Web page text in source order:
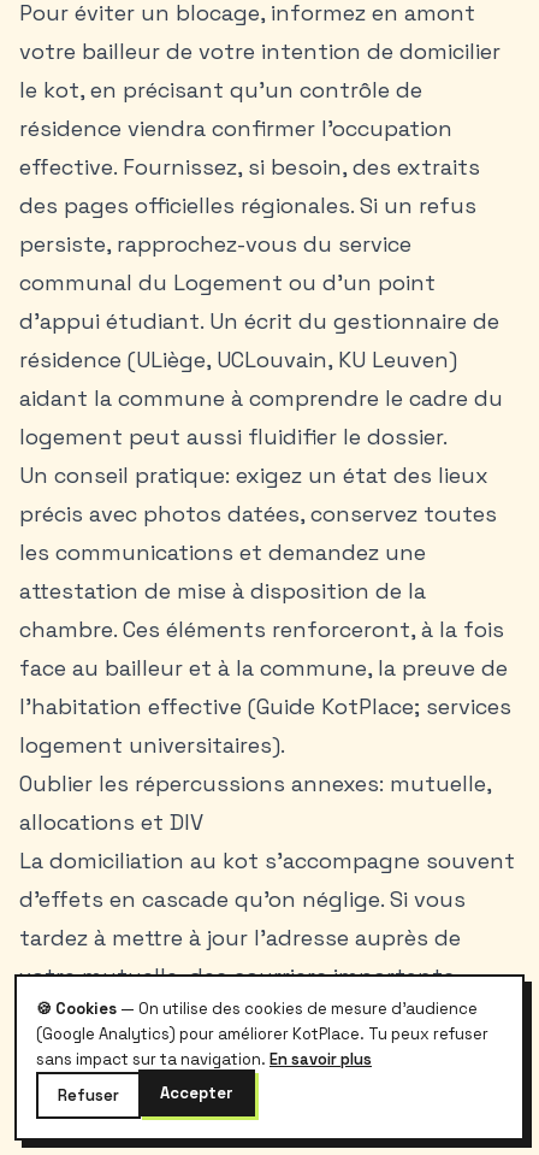
Pour éviter un blocage, informez en amont
votre bailleur de votre intention de domicilier
le kot, en précisant qu’un contrôle de
résidence viendra confirmer l’occupation
effective. Fournissez, si besoin, des extraits
des pages officielles régionales. Si un refus
persiste, rapprochez-vous du service
communal du Logement ou d’un point
d’appui étudiant. Un écrit du gestionnaire de
résidence (ULiège, UCLouvain, KU Leuven)
aidant la commune à comprendre le cadre du
logement peut aussi fluidifier le dossier.
Un conseil pratique: exigez un état des lieux
précis avec photos datées, conservez toutes
les communications et demandez une
attestation de mise à disposition de la
chambre. Ces éléments renforceront, à la fois
face au bailleur et à la commune, la preuve de
l’habitation effective (Guide KotPlace; services
logement universitaires).
Oublier les répercussions annexes: mutuelle,
allocations et DIV
La domiciliation au kot s’accompagne souvent
d’effets en cascade qu’on néglige. Si vous
tardez à mettre à jour l’adresse auprès de
votre mutuelle, des courriers importants
(remboursements, convocations) peuvent se
perdre. Chez les organismes d’allocations
familiales, des notifications sont également
🍪 Cookies — On utilise des cookies de mesure d'audience
(Google Analytics) pour améliorer KotPlace. Tu peux refuser
sans impact sur ta navigation. En savoir plus
Refuser
Accepter